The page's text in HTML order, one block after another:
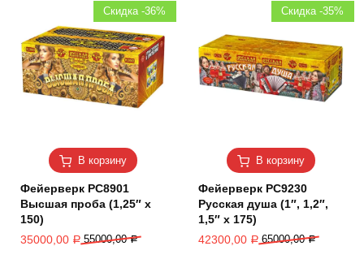
В корзину
Скидка -36%
Фейерверк РС8901
Высшая проба (1,25″ х
150)
55000,00Р
35000,00 Р
В корзину
Скидка -35%
Фейерверк РС9230
Русская душа (1″, 1,2″,
1,5″ х 175)
65000,00Р
42300,00 Р